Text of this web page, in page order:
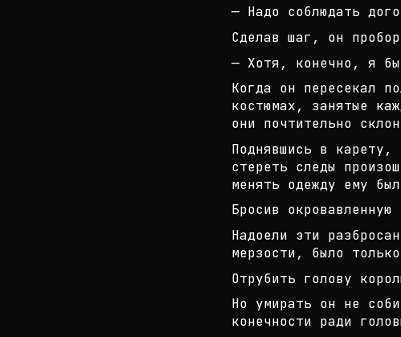
— Надо соблюдать
Сделав шаг, он
— Хотя, конечно, я бы
Когда он пересекал
костюмах, занятые
они почтительно
Поднявшись в карету,
стереть следы
менять одежду ему
Бросив
Надоели эти
мерзости, было
Отрубить голову
Но умирать он не
конечности ради